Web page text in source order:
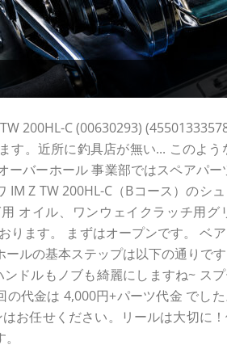
200HL-C (00630293)
す。近所に釣具店が無い... このよう
バーホール 事業部ではスペアパー
Z TW 200HL-C（Bコース）のシ
オイル、ワンウェイクラッチ用グ
ります。 まずはオープンです。 ベ
ールの基本ステップは以下の通りで
ドルもノブも綺麗にしますね~ スプ
代金は 4,000円+パーツ代金 でし
お任せください。リールは大切に